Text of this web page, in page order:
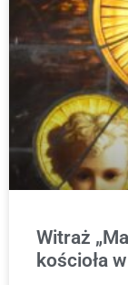
Witraż
kościoła